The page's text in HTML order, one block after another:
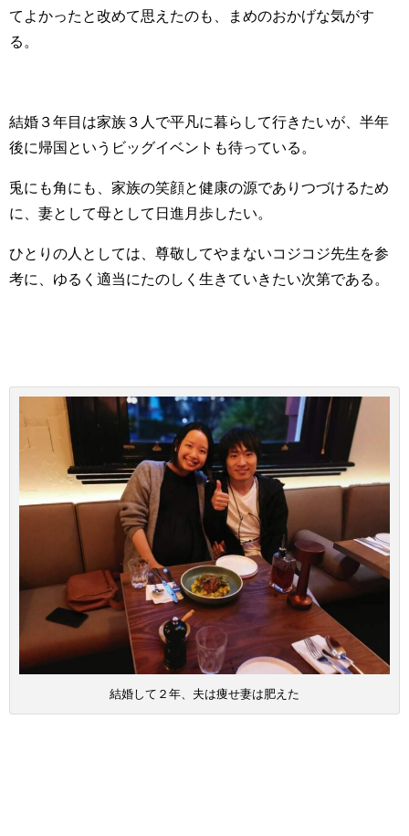
てよかったと改めて思えたのも、まめのおかげな気がす
る。
結婚３年目は家族３人で平凡に暮らして行きたいが、半年
後に帰国というビッグイベントも待っている。
兎にも角にも、家族の笑顔と健康の源でありつづけるため
に、妻として母として日進月歩したい。
ひとりの人としては、尊敬してやまないコジコジ先生を参
考に、ゆるく適当にたのしく生きていきたい次第である。
結婚して２年、夫は痩せ妻は肥えた